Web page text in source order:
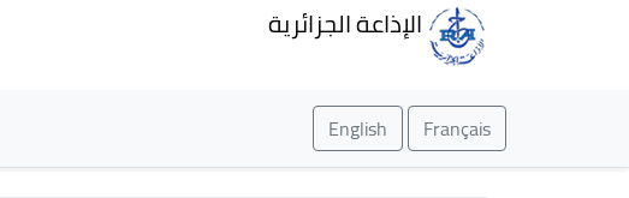
الإذاعة الجزائرية
Français
English